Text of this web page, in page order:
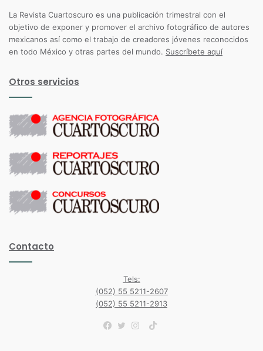
La Revista Cuartoscuro es una publicación trimestral con el
objetivo de exponer y promover el archivo fotográfico de autores
mexicanos así como el trabajo de creadores jóvenes reconocidos
en todo México y otras partes del mundo. Suscríbete aquí
Otros servicios
Contacto
Tels:
(052) 55 5211-2607
(052) 55 5211-2913
TikTok